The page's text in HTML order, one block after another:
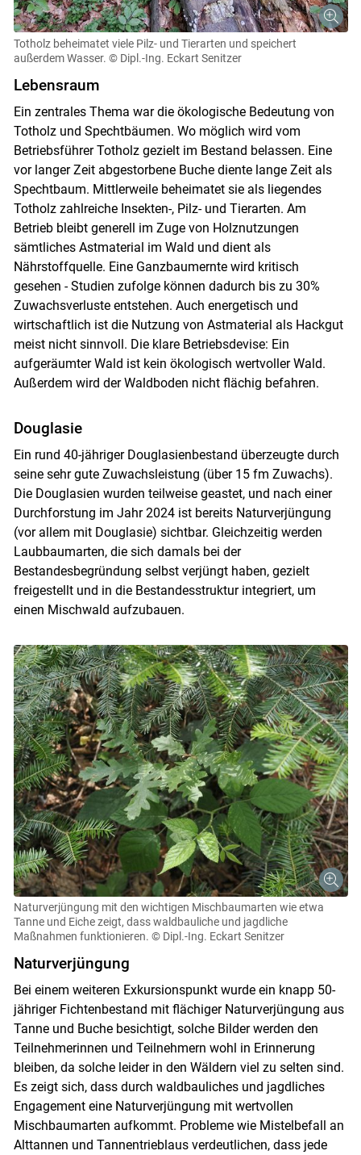
Totholz beheimatet viele Pilz- und Tierarten und speichert
außerdem Wasser. © Dipl.-Ing. Eckart Senitzer
Lebensraum
Ein zentrales Thema war die ökologische Bedeutung von
Totholz und Spechtbäumen. Wo möglich wird vom
Betriebsführer Totholz gezielt im Bestand belassen. Eine
vor langer Zeit abgestorbene Buche diente lange Zeit als
Spechtbaum. Mittlerweile beheimatet sie als liegendes
Totholz zahlreiche Insekten-, Pilz- und Tierarten. Am
Betrieb bleibt generell im Zuge von Holznutzungen
sämtliches Astmaterial im Wald und dient als
Nährstoffquelle. Eine Ganzbaumernte wird kritisch
gesehen - Studien zufolge können dadurch bis zu 30%
Zuwachsverluste entstehen. Auch energetisch und
wirtschaftlich ist die Nutzung von Astmaterial als Hackgut
meist nicht sinnvoll. Die klare Betriebsdevise: Ein
aufgeräumter Wald ist kein ökologisch wertvoller Wald.
Außerdem wird der Waldboden nicht flächig befahren.
Douglasie
Ein rund 40-jähriger Douglasienbestand überzeugte durch
seine sehr gute Zuwachsleistung (über 15 fm Zuwachs).
Die Douglasien wurden teilweise geastet, und nach einer
Durchforstung im Jahr 2024 ist bereits Naturverjüngung
(vor allem mit Douglasie) sichtbar. Gleichzeitig werden
Laubbaumarten, die sich damals bei der
Bestandesbegründung selbst verjüngt haben, gezielt
freigestellt und in die Bestandesstruktur integriert, um
einen Mischwald aufzubauen.
Naturverjüngung mit den wichtigen Mischbaumarten wie etwa
Tanne und Eiche zeigt, dass waldbauliche und jagdliche
Maßnahmen funktionieren. © Dipl.-Ing. Eckart Senitzer
Naturverjüngung
Bei einem weiteren Exkursionspunkt wurde ein knapp 50-
jähriger Fichtenbestand mit flächiger Naturverjüngung aus
Tanne und Buche besichtigt, solche Bilder werden den
Teilnehmerinnen und Teilnehmern wohl in Erinnerung
bleiben, da solche leider in den Wäldern viel zu selten sind.
Es zeigt sich, dass durch waldbauliches und jagdliches
Engagement eine Naturverjüngung mit wertvollen
Mischbaumarten aufkommt. Probleme wie Mistelbefall an
Alttannen und Tannentrieblaus verdeutlichen, dass jede